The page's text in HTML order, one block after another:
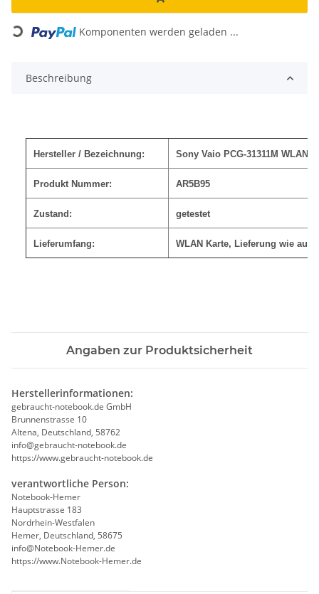
Loading... Komponenten werden geladen ...
Beschreibung
Hersteller / Bezeichnung: Sony Vaio PCG-31311M WLAN
Produkt Nummer: AR5B95
Zustand: getestet
Lieferumfang: WLAN Karte, Lieferung wie auf
Angaben zur Produktsicherheit
Herstellerinformationen:
gebraucht-notebook.de GmbH
Brunnenstrasse 10
Altena, Deutschland, 58762
info@gebraucht-notebook.de
https://www.gebraucht-notebook.de
verantwortliche Person:
Notebook-Hemer
Hauptstrasse 183
Nordrhein-Westfalen
Hemer, Deutschland, 58675
info@Notebook-Hemer.de
https://www.Notebook-Hemer.de